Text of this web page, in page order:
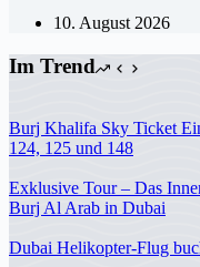
10. August 2026
Im Trend
Burj Khalifa Sky Ticket
124, 125 und 148
Exklusive Tour – Das
Burj Al Arab in Dubai
Dubai Helikopter-Flug